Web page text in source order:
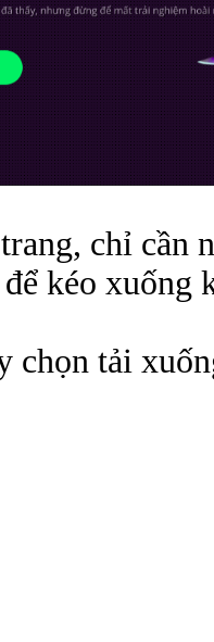
chỉ cần
kéo xuống
chọn tải